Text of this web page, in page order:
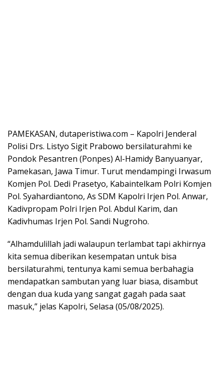
PAMEKASAN, dutaperistiwa.com – Kapolri Jenderal
Polisi Drs. Listyo Sigit Prabowo bersilaturahmi ke
Pondok Pesantren (Ponpes) Al-Hamidy Banyuanyar,
Pamekasan, Jawa Timur. Turut mendampingi Irwasum
Komjen Pol. Dedi Prasetyo, Kabaintelkam Polri Komjen
Pol. Syahardiantono, As SDM Kapolri Irjen Pol. Anwar,
Kadivpropam Polri Irjen Pol. Abdul Karim, dan
Kadivhumas Irjen Pol. Sandi Nugroho.
“Alhamdulillah jadi walaupun terlambat tapi akhirnya
kita semua diberikan kesempatan untuk bisa
bersilaturahmi, tentunya kami semua berbahagia
mendapatkan sambutan yang luar biasa, disambut
dengan dua kuda yang sangat gagah pada saat
masuk,” jelas Kapolri, Selasa (05/08/2025).